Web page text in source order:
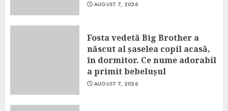
AUGUST 7, 2026
Fosta vedetă Big Brother a
născut al șaselea copil acasă,
în dormitor. Ce nume adorabil
a primit bebelușul
AUGUST 7, 2026